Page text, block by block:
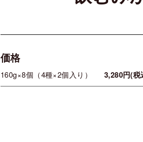
価格
160g×8個（4種×2個入り） 3,280円(税